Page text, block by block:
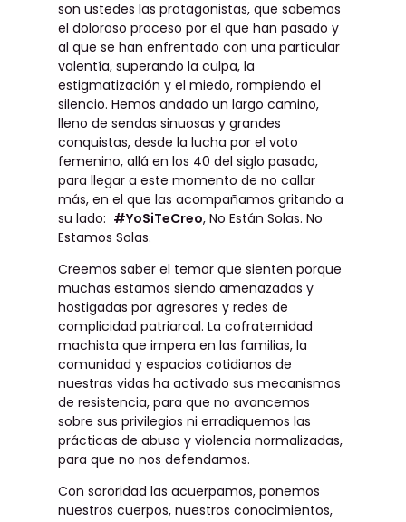
son ustedes las protagonistas, que sabemos
el doloroso proceso por el que han pasado y
al que se han enfrentado con una particular
valentía, superando la culpa, la
estigmatización y el miedo, rompiendo el
silencio. Hemos andado un largo camino,
lleno de sendas sinuosas y grandes
conquistas, desde la lucha por el voto
femenino, allá en los 40 del siglo pasado,
para llegar a este momento de no callar
más, en el que las acompañamos gritando a
su lado: #YoSiTeCreo, No Están Solas. No
Estamos Solas.
Creemos saber el temor que sienten porque
muchas estamos siendo amenazadas y
hostigadas por agresores y redes de
complicidad patriarcal. La cofraternidad
machista que impera en las familias, la
comunidad y espacios cotidianos de
nuestras vidas ha activado sus mecanismos
de resistencia, para que no avancemos
sobre sus privilegios ni erradiquemos las
prácticas de abuso y violencia normalizadas,
para que no nos defendamos.
Con sororidad las acuerpamos, ponemos
nuestros cuerpos, nuestros conocimientos,